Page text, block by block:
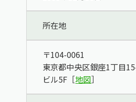
所在地
〒104-0061
東京都中央区銀座1丁目
ビル5F［地図］